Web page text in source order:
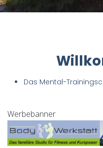
Das Mental-
Werbebanner